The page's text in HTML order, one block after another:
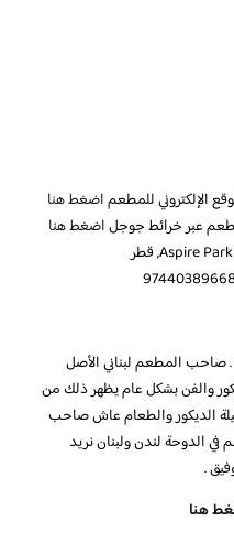
الإلكتروني للمطعماضغط هنا
عبر خرائط جوجلاضغط هنا
Aspire Park, قطر
صاحب المطعم لبناني الأصل
والفن بشكل عام يظهر ذلك من
الديكور والطعام عاش صاحب
الدوحة لندن ولبنان نريد
.
هنا